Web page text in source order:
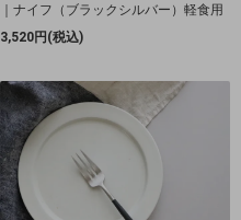
｜ナイフ（ブラックシルバー）軽食用
3,520円(税込)